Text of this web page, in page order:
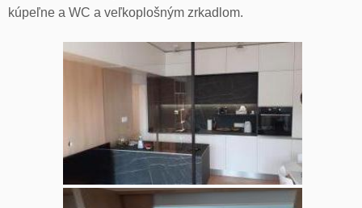
kúpeľne a WC a veľkoplošným zrkadlom.